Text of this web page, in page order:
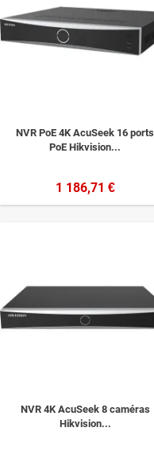
NVR PoE 4K AcuSeek 16 ports
PoE Hikvision...
1 186,71 €
NVR 4K AcuSeek 8 caméras
Hikvision...